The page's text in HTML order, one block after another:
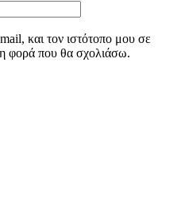
και τον ιστότοπο μου σε
φορά που θα σχολιάσω.